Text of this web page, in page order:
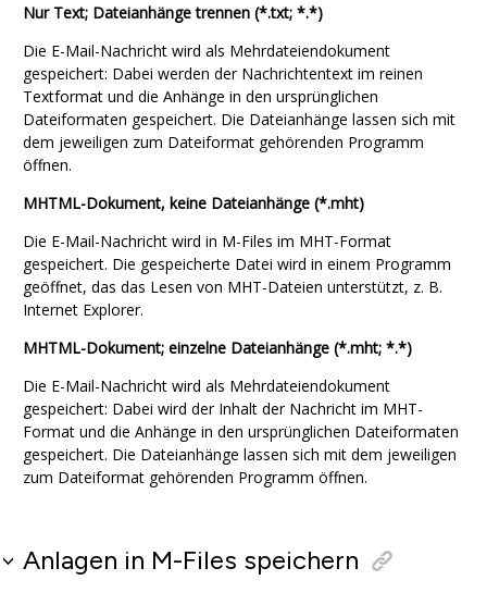
Nur Text; Dateianhänge trennen (*.txt; *.*)
Die E-Mail-Nachricht wird als Mehrdateiendokument
gespeichert: Dabei werden der Nachrichtentext im reinen
Textformat und die Anhänge in den ursprünglichen
Dateiformaten gespeichert. Die Dateianhänge lassen sich mit
dem jeweiligen zum Dateiformat gehörenden Programm
öffnen.
MHTML-Dokument, keine Dateianhänge (*.mht)
Die E-Mail-Nachricht wird in M-Files im MHT-Format
gespeichert. Die gespeicherte Datei wird in einem Programm
geöffnet, das das Lesen von MHT-Dateien unterstützt, z. B.
Internet Explorer.
MHTML-Dokument; einzelne Dateianhänge (*.mht; *.*)
Die E-Mail-Nachricht wird als Mehrdateiendokument
gespeichert: Dabei wird der Inhalt der Nachricht im MHT-
Format und die Anhänge in den ursprünglichen Dateiformaten
gespeichert. Die Dateianhänge lassen sich mit dem jeweiligen
zum Dateiformat gehörenden Programm öffnen.
Anlagen in M-Files speichern